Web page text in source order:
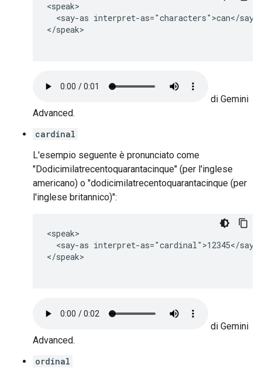
<speak>
<say-as interpret-as="characters">can</say-
</speak>
di Gemini
Advanced.
cardinal
L'esempio seguente è pronunciato come
"Dodicimilatrecentoquarantacinque" (per l'inglese
americano) o "dodicimilatrecentoquarantacinque (per
l'inglese britannico)":
<speak>
<say-as interpret-as="cardinal">12345</say-
</speak>
di Gemini
Advanced.
ordinal